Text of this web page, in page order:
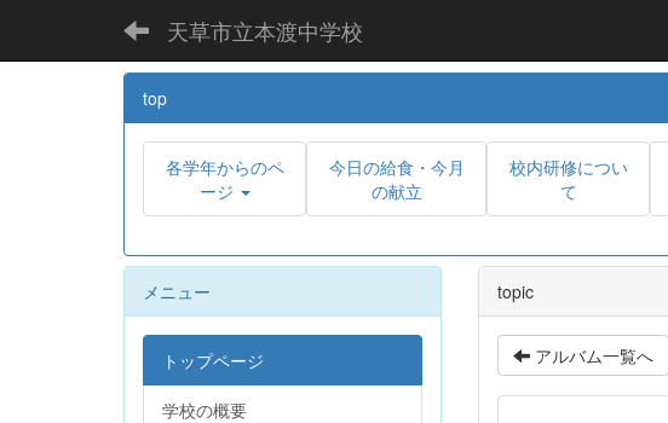
天草市立本渡中学校
top
各学年からのペ
ージ
今日の給食・今月
の献立
校内研修につい
て
topic
アルバム一覧へ
メニュー
トップページ
学校の概要